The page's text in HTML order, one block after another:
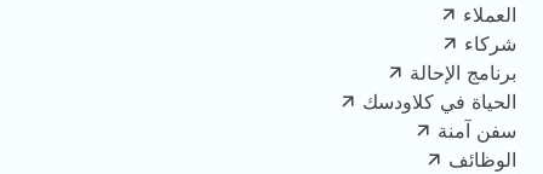
العملاء
شركاء
برنامج الإحالة
الحياة في كلاودسك
سفن آمنة
الوظائف